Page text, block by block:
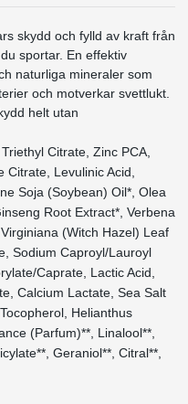
skydd och fylld av kraft från
sportar. En effektiv
naturliga mineraler som
och motverkar svettlukt.
helt utan
Citrate, Zinc PCA,
Levulinic Acid,
Soja (Soybean) Oil*, Olea
Root Extract*, Verbena
(Witch Hazel) Leaf
Sodium Caproyl/Lauroyl
Caprate, Lactic Acid,
Calcium Lactate, Sea Salt
Helianthus
(Parfum)**, Linalool**,
Geraniol**, Citral**,